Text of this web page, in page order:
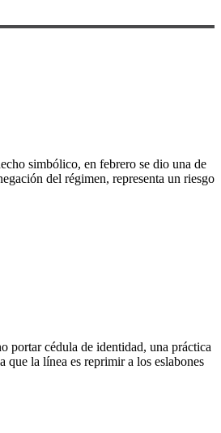
simbólico, en febrero se dio una de
del régimen, representa un riesgo
portar cédula de identidad, una práctica
que la línea es reprimir a los eslabones